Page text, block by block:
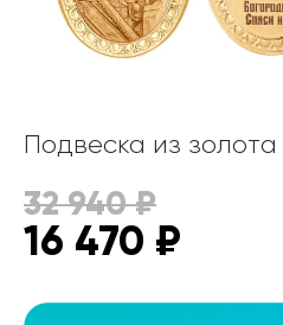
Подвеска из
32 940₽
16 470 ₽